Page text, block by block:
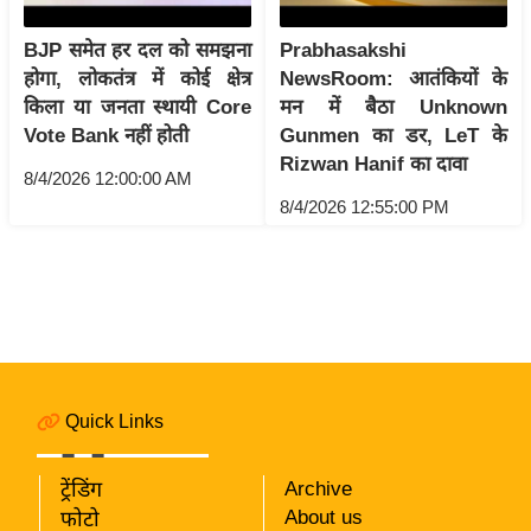
c
k
L
k
स
चु
ना
BJP समेत हर दल को समझना
होगा, लोकतंत्र में कोई क्षेत्र
किला या जनता स्थायी Core
Vote Bank नहीं होती
8/4/2026 12:00:00 AM
Prabhasakshi
NewsRoom: आतंकियों के
मन में बैठा Unknown
Gunmen का डर, LeT के
Rizwan Hanif का दावा
8/4/2026 12:55:00 PM
Quick Links
ट्रेंडिंग
फोटो
Archive
About us